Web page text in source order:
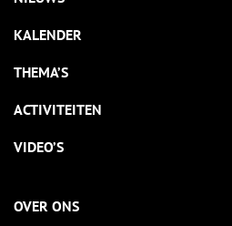
KALENDER
THEMA’S
ACTIVITEITEN
VIDEO’S
OVER ONS